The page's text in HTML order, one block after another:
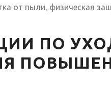
от пыли, физическая
ПО